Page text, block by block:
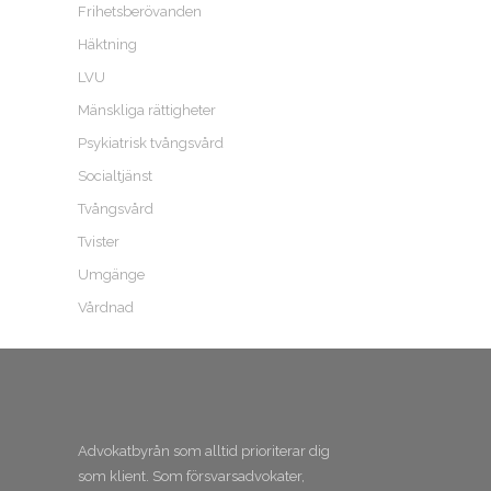
Frihetsberövanden
Häktning
LVU
Mänskliga rättigheter
Psykiatrisk tvångsvård
Socialtjänst
Tvångsvård
Tvister
Umgänge
Vårdnad
Advokatbyrån som alltid prioriterar dig
som klient. Som försvarsadvokater,